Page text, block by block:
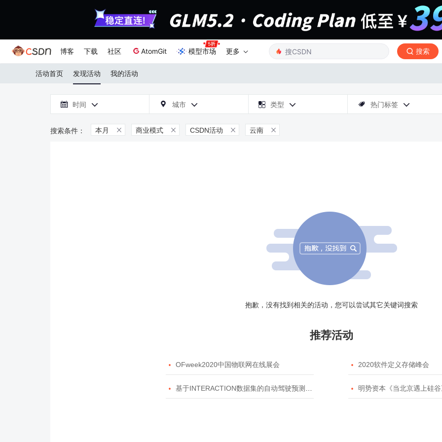
博客 下载 社区 AtomGit 模型市场 更多 搜索
活动首页 发现活动 我的活动
 时间   城市   类型   热门标签 
本月  商业模式  CSDN活动  云南 
抱歉，没有找到相关的活动，您可以尝试其它关键词搜索
推荐活动
 OFweek2020中国物联网在线展会  2020软件定义存储峰会
 基于INTERACTION数据集的自动驾驶预测模型挑战赛  明势资本《当北京遇上硅谷》系列